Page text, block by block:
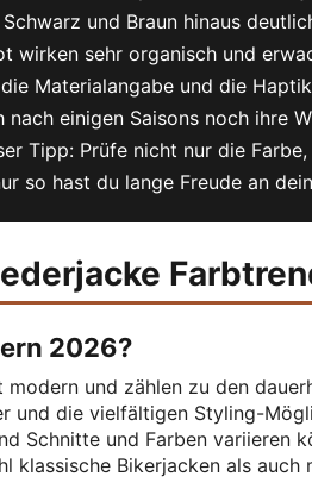
und Braun hinaus
wirken sehr organisch und
Materialangabe und die
einigen Saisons noch ihre
Tipp: Prüfe nicht nur die
so hast du lange Freude an
2026?
und zählen zu den
und die vielfältigen Styling-
Schnitte und Farben variieren
klassische Bikerjacken als